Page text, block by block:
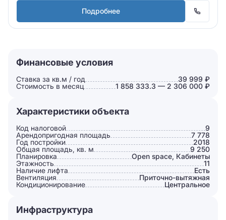
Подробнее
Финансовые условия
Ставка за кв.м / год
39 999 ₽
Стоимость в месяц
1 858 333.3 — 2 306 000 ₽
Характеристики объекта
Код налоговой
9
Арендопригодная площадь
7 778
Год постройки
2018
Общая площадь, кв. м
9 250
Планировка
Open space, Кабинеты
Этажность
11
Наличие лифта
Есть
Вентиляция
Приточно-вытяжная
Кондиционирование
Центральное
Инфраструктура